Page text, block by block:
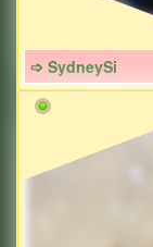
➩ SydneySi